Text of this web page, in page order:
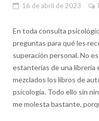
16 de abril de 2023
En toda consulta
preguntas para qué les
superación personal. No
estanterías de una librería
mezclados los libros de
psicología. Todo ello sin
me molesta bastante,